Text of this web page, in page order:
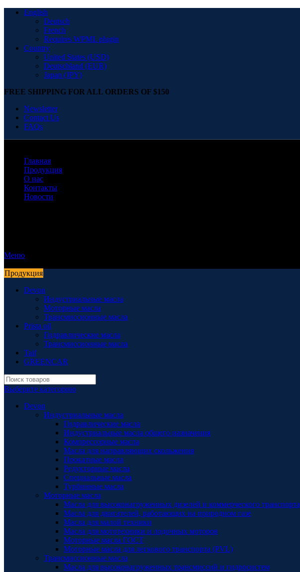
English
Deutsch
French
Requires WPML plugin
Country
United States (USD)
Deutschland (EUR)
Japan (JPY)
FREE SHIPPING FOR ALL ORDERS OF $150
Newsletter
Contact Us
FAQs
Главная
Продукция
О нас
Контакты
Новости
Меню
Продукция
Devon
Индустриальные масла
Моторные масла
Трансмиссионные масла
Prista oil
Гидравлические масла
Трансмиссионные масла
Taif
GREENCAR
Выберите категорию
Devon
Индустриальные масла
Гидравлические масла
Индустриальные масла общего назначения
Компрессорные масла
Масла для направляющих скольжения
Прокатные масла
Редукторные масла
Специальные масла
Турбинные масла
Моторные масла
Масла для высоконагруженных дизелей и коммерческого транспорта
Масла для двигателей, работающих на природном газе
Масла для малой техники
Масла для мототехники и лодочных моторов
Моторные масла ГОСТ
Моторные масла для легкового транспорта (PVL)
Трансмиссионные масла
Масла для высоконагруженных трансмиссий и гидросистем